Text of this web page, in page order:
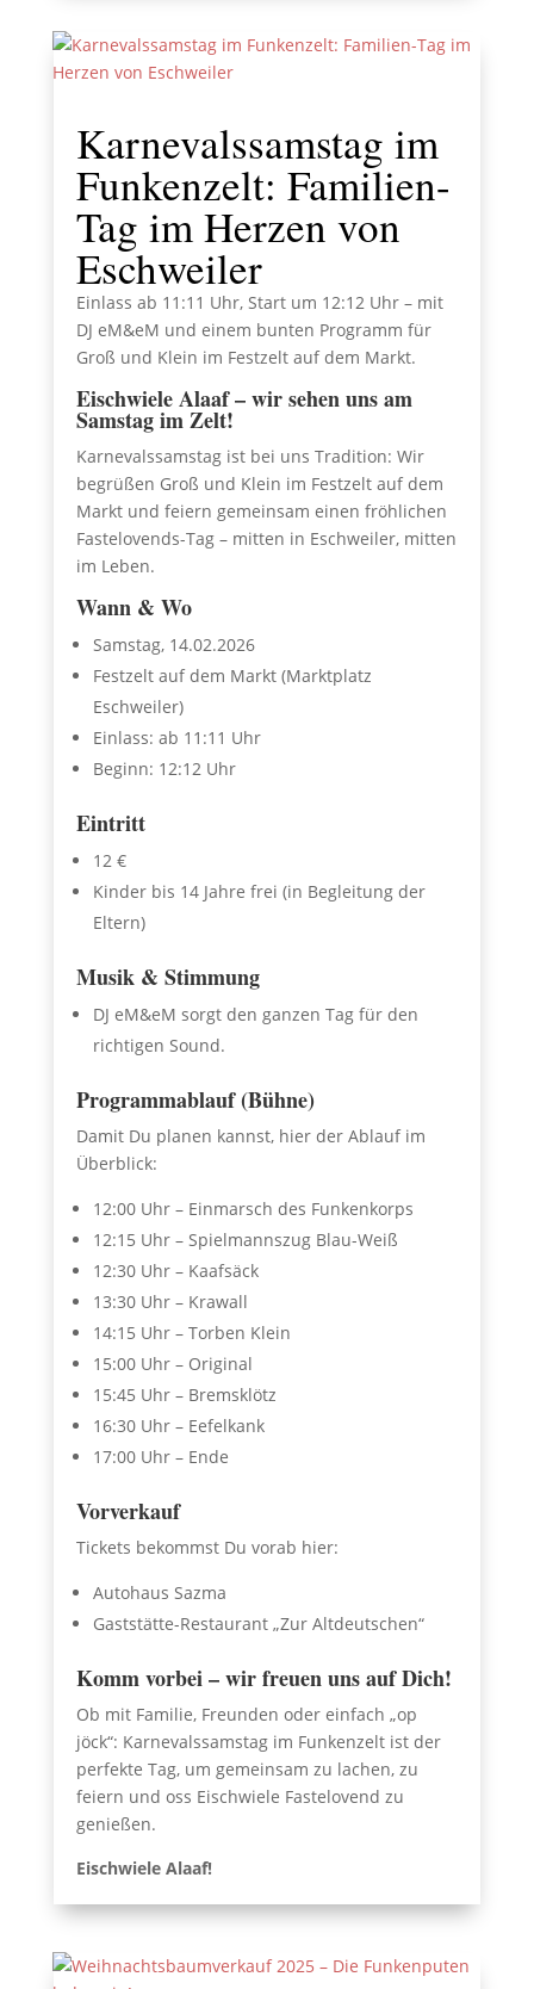
Karnevalssamstag im
Funkenzelt: Familien-
Tag im Herzen von
Eschweiler
Einlass ab 11:11 Uhr, Start um 12:12 Uhr – mit
DJ eM&eM und einem bunten Programm für
Groß und Klein im Festzelt auf dem Markt.
Eischwiele Alaaf – wir sehen uns am
Samstag im Zelt!
Karnevalssamstag ist bei uns Tradition: Wir
begrüßen Groß und Klein im Festzelt auf dem
Markt und feiern gemeinsam einen fröhlichen
Fastelovends-Tag – mitten in Eschweiler, mitten
im Leben.
Wann & Wo
Samstag, 14.02.2026
Festzelt auf dem Markt (Marktplatz
Eschweiler)
Einlass: ab 11:11 Uhr
Beginn: 12:12 Uhr
Eintritt
12 €
Kinder bis 14 Jahre frei (in Begleitung der
Eltern)
Musik & Stimmung
DJ eM&eM sorgt den ganzen Tag für den
richtigen Sound.
Programmablauf (Bühne)
Damit Du planen kannst, hier der Ablauf im
Überblick:
12:00 Uhr – Einmarsch des Funkenkorps
12:15 Uhr – Spielmannszug Blau-Weiß
12:30 Uhr – Kaafsäck
13:30 Uhr – Krawall
14:15 Uhr – Torben Klein
15:00 Uhr – Original
15:45 Uhr – Bremsklötz
16:30 Uhr – Eefelkank
17:00 Uhr – Ende
Vorverkauf
Tickets bekommst Du vorab hier:
Autohaus Sazma
Gaststätte-Restaurant „Zur Altdeutschen“
Komm vorbei – wir freuen uns auf Dich!
Ob mit Familie, Freunden oder einfach „op
jöck“: Karnevalssamstag im Funkenzelt ist der
perfekte Tag, um gemeinsam zu lachen, zu
feiern und oss Eischwiele Fastelovend zu
genießen.
Eischwiele Alaaf!